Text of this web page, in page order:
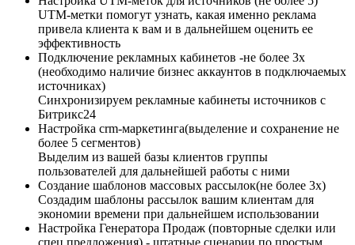
UTM-метки помогут узнать, какая именно реклама
привела клиента к вам и в дальнейшем оценить ее
эффективность
Подключение рекламных кабинетов​​ -не более 3х
(необходимо наличие бизнес аккаунтов в подключаемых
источниках)
Синхронизируем рекламные кабинеты источников с
Битрикс24
Настройка crm-маркетинга(выделение и сохранение не
более 5 сегментов)
Выделим из вашей базы клиентов группы
пользователей для дальнейшей работы с ними
Создание шаблонов массовых рассылок(не более 3х)​
Создадим шаблоны рассылок вашим клиентам для
экономии времени при дальнейшем использовании
Настройка Генератора Продаж (повторные сделки или
спец предложения) - штатные сценарии по простым